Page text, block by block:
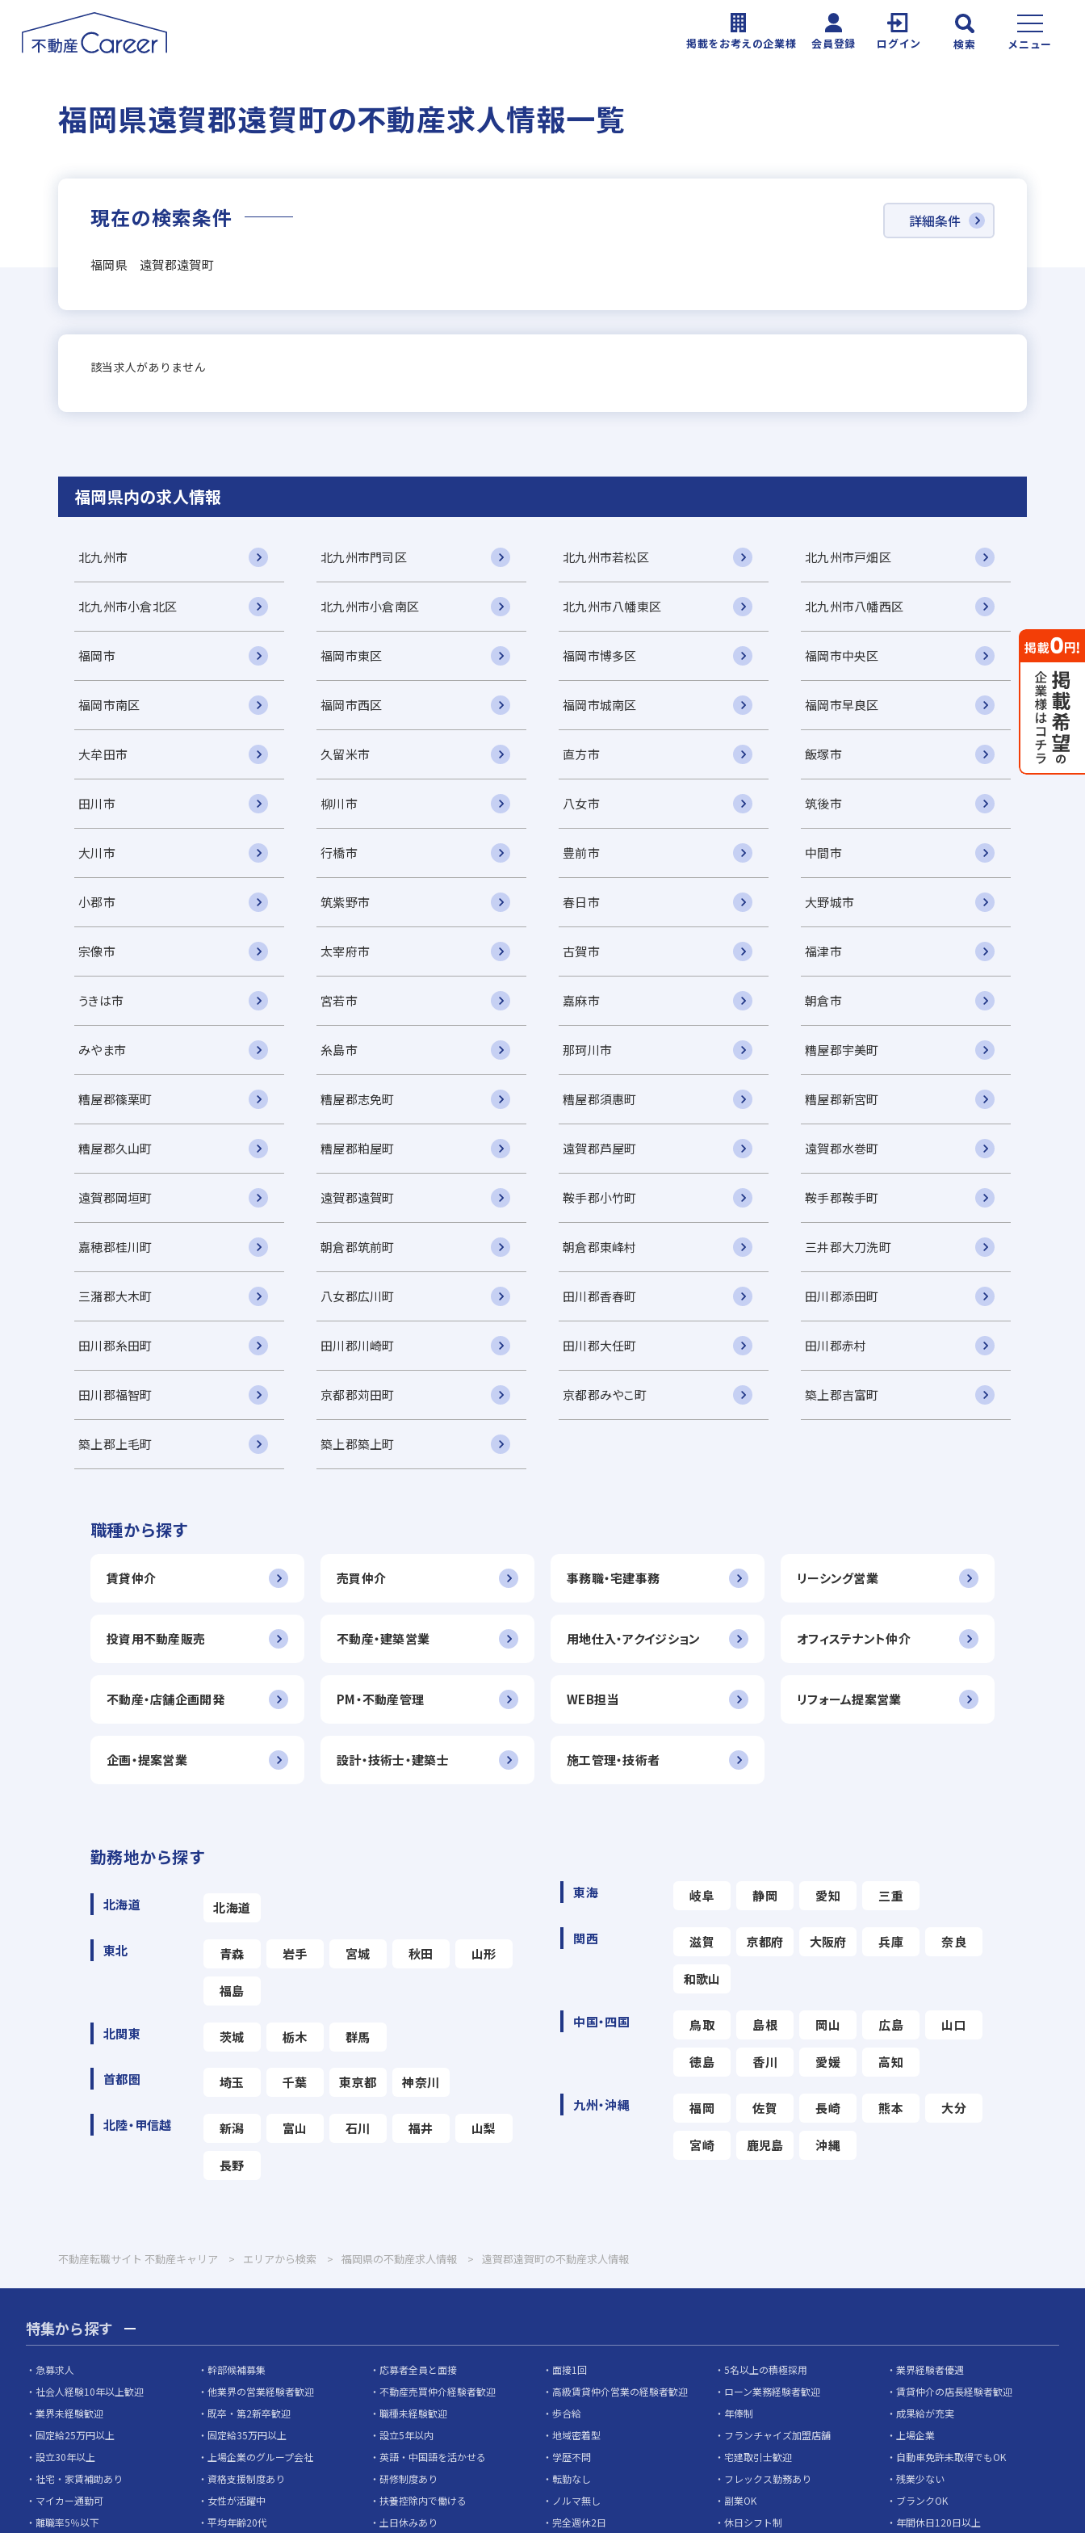
掲載をお考えの企業様 会員登録 ログイン 検索 メニュー
福岡県遠賀郡遠賀町の不動産求人情報一覧
現在の検索条件
福岡県 遠賀郡遠賀町
詳細条件
該当求人がありません
福岡県内の求人情報
北九州市 北九州市門司区 北九州市若松区 北九州市戸畑区
北九州市小倉北区 北九州市小倉南区 北九州市八幡東区 北九州市八幡西区
福岡市 福岡市東区 福岡市博多区 福岡市中央区
福岡市南区 福岡市西区 福岡市城南区 福岡市早良区
大牟田市 久留米市 直方市 飯塚市
田川市 柳川市 八女市 筑後市
大川市 行橋市 豊前市 中間市
小郡市 筑紫野市 春日市 大野城市
宗像市 太宰府市 古賀市 福津市
うきは市 宮若市 嘉麻市 朝倉市
みやま市 糸島市 那珂川市 糟屋郡宇美町
糟屋郡篠栗町 糟屋郡志免町 糟屋郡須惠町 糟屋郡新宮町
糟屋郡久山町 糟屋郡粕屋町 遠賀郡芦屋町 遠賀郡水巻町
遠賀郡岡垣町 遠賀郡遠賀町 鞍手郡小竹町 鞍手郡鞍手町
嘉穂郡桂川町 朝倉郡筑前町 朝倉郡東峰村 三井郡大刀洗町
三潴郡大木町 八女郡広川町 田川郡香春町 田川郡添田町
田川郡糸田町 田川郡川崎町 田川郡大任町 田川郡赤村
田川郡福智町 京都郡苅田町 京都郡みやこ町 築上郡吉富町
築上郡上毛町 築上郡築上町
職種から探す
賃貸仲介 売買仲介 事務職・宅建事務 リーシング営業
投資用不動産販売 不動産・建築営業 用地仕入・アクイジション オフィステナント仲介
不動産・店舗企画開発 PM・不動産管理 WEB担当 リフォーム提案営業
企画・提案営業 設計・技術士・建築士 施工管理・技術者
勤務地から探す
北海道 北海道
東北 青森 岩手 宮城 秋田 山形
福島
北関東 茨城 栃木 群馬
首都圏 埼玉 千葉 東京都 神奈川
北陸・甲信越 新潟 富山 石川 福井 山梨
長野
東海 岐阜 静岡 愛知 三重
関西 滋賀 京都府 大阪府 兵庫 奈良
和歌山
中国・四国 鳥取 島根 岡山 広島 山口
徳島 香川 愛媛 高知
九州・沖縄 福岡 佐賀 長崎 熊本 大分
宮崎 鹿児島 沖縄
不動産転職サイト 不動産キャリア エリアから検索 福岡県の不動産求人情報 遠賀郡遠賀町の不動産求人情報
特集から探す
急募求人 幹部候補募集 応募者全員と面接 面接1回 5名以上の積極採用
業界経験者優遇
社会人経験10年以上歓迎
他業界の営業経験者歓迎 不動産売買仲介経験者歓迎 高級賃貸仲介営業の経験者歓迎 ローン業務経験者歓迎
賃貸仲介の店長経験者歓迎
業界未経験歓迎
既卒・第2新卒歓迎 職種未経験歓迎 歩合給 年俸制
成果給が充実
固定給25万円以上
固定給35万円以上 設立5年以内 地域密着型 フランチャイズ加盟店舗
上場企業
設立30年以上
上場企業のグループ会社 英語・中国語を活かせる 学歴不問 宅建取引士歓迎
自動車免許未取得でもOK
社宅・家賃補助あり
資格支援制度あり 研修制度あり 転勤なし フレックス勤務あり
残業少ない
マイカー通勤可
女性が活躍中 扶養控除内で働ける ノルマ無し 副業OK
ブランクOK
離職率5％以下
平均年齢20代 土日休みあり 完全週休2日 休日シフト制 年間休日120日以上